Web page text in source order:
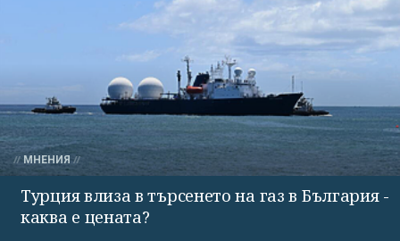
МНЕНИЯ
Турция влиза в търсенето на газ в България -
каква е цената?